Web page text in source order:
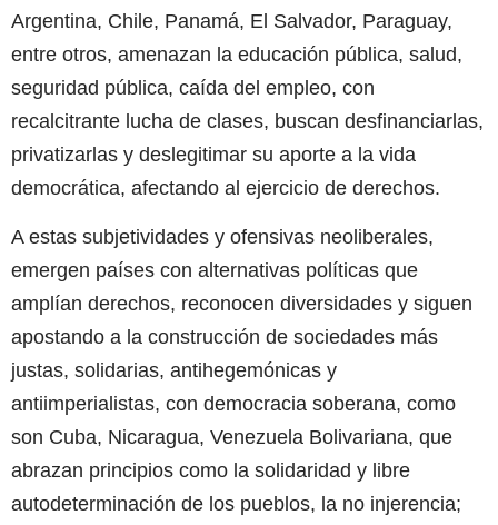
Argentina, Chile, Panamá, El Salvador, Paraguay,
entre otros, amenazan la educación pública, salud,
seguridad pública, caída del empleo, con
recalcitrante lucha de clases, buscan desfinanciarlas,
privatizarlas y deslegitimar su aporte a la vida
democrática, afectando al ejercicio de derechos.
A estas subjetividades y ofensivas neoliberales,
emergen países con alternativas políticas que
amplían derechos, reconocen diversidades y siguen
apostando a la construcción de sociedades más
justas, solidarias, antihegemónicas y
antiimperialistas, con democracia soberana, como
son Cuba, Nicaragua, Venezuela Bolivariana, que
abrazan principios como la solidaridad y libre
autodeterminación de los pueblos, la no injerencia;